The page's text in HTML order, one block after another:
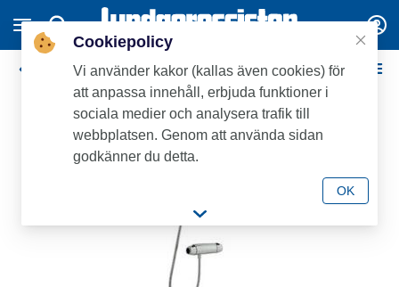
Duschpaket 40 c/c
Cookiepolicy
Vi använder kakor (kallas även cookies) för
att anpassa innehåll, erbjuda funktioner i
sociala medier och analysera trafik till
webbplatsen. Genom att använda sidan
godkänner du detta.
OK